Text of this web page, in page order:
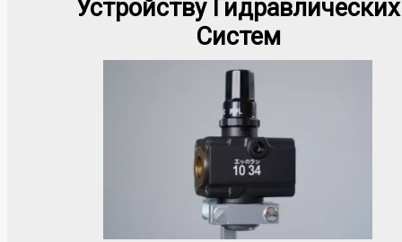
Устройству Гидравлических
Систем